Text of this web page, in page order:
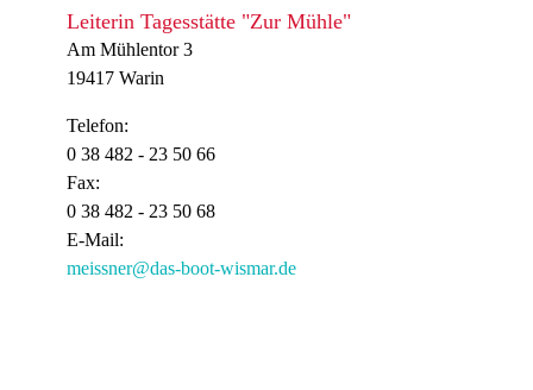
Leiterin Tagesstätte "Zur Mühle"
Am Mühlentor 3
19417 Warin
Telefon:
0 38 482 - 23 50 66
Fax:
0 38 482 - 23 50 68
E-Mail:
meissner@das-boot-wismar.de